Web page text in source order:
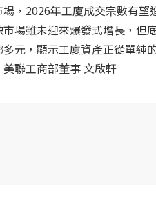
，2026年工廈成交宗數有望
市場雖未迎來爆發式增長，但
元，顯示工廈資產正從單純
美聯工商部董事 文啟軒